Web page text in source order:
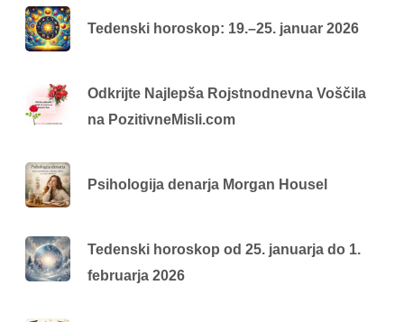
Tedenski horoskop: 19.–25. januar 2026
Odkrijte Najlepša Rojstnodnevna Voščila
na PozitivneMisli.com
Psihologija denarja Morgan Housel
Tedenski horoskop od 25. januarja do 1.
februarja 2026